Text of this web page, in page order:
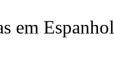
em Espanhol